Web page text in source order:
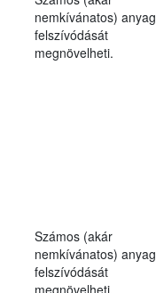
nemkívánatos) anyag
felszívódását
megnövelheti.
Számos (akár
nemkívánatos) anyag
felszívódását
megnövelheti.